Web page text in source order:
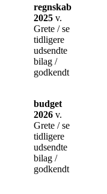
regnskab
2025 v.
Grete / se
tidligere
udsendte
bilag /
godkendt
budget
2026 v.
Grete / se
tidligere
udsendte
bilag /
godkendt